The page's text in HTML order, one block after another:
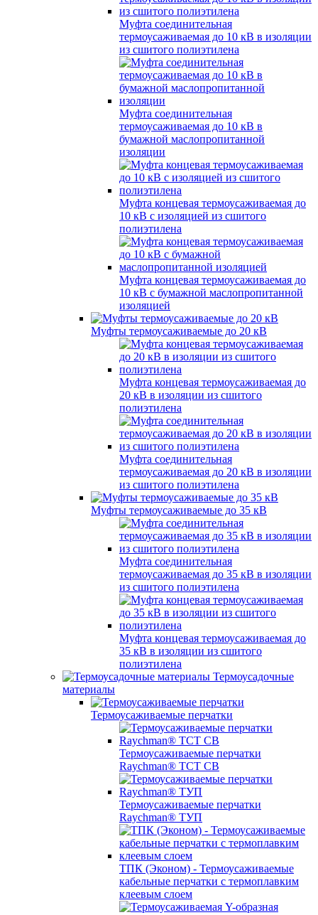
Муфта соединительная
термоусаживаемая до 10 кВ в изоляции
из сшитого полиэтилена
Муфта соединительная
термоусаживаемая до 10 кВ в
бумажной маслопропитанной
изоляции
Муфта концевая термоусаживаемая до
10 кВ с изоляцией из сшитого
полиэтилена
Муфта концевая термоусаживаемая до
10 кВ с бумажной маслопропитанной
изоляцией
Муфты термоусаживаемые до 20 кВ
Муфта концевая термоусаживаемая до
20 кВ в изоляции из сшитого
полиэтилена
Муфта соединительная
термоусаживаемая до 20 кВ в изоляции
из сшитого полиэтилена
Муфты термоусаживаемые до 35 кВ
Муфта соединительная
термоусаживаемая до 35 кВ в изоляции
из сшитого полиэтилена
Муфта концевая термоусаживаемая до
35 кВ в изоляции из сшитого
полиэтилена
Термоусадочные
материалы
Термоусаживаемые перчатки
Термоусаживаемые перчатки
Raychman® TCT CB
Термоусаживаемые перчатки
Raychman® ТУП
ТПК (Эконом) - Термоусаживаемые
кабельные перчатки с термоплавким
клеевым слоем